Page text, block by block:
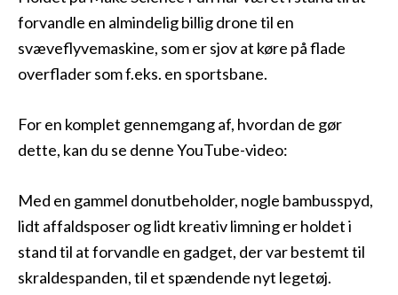
forvandle en almindelig billig drone til en
svæveflyvemaskine, som er sjov at køre på flade
overflader som f.eks. en sportsbane.
For en komplet gennemgang af, hvordan de gør
dette, kan du se denne YouTube-video:
Med en gammel donutbeholder, nogle bambusspyd,
lidt affaldsposer og lidt kreativ limning er holdet i
stand til at forvandle en gadget, der var bestemt til
skraldespanden, til et spændende nyt legetøj.